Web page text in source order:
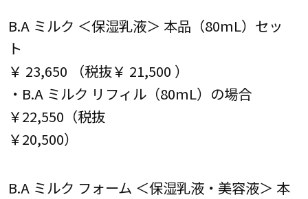
B.A ミルク ＜保湿乳液＞ 本品（80mL）セッ
ト
￥ 23,650 （税抜￥ 21,500 ）
・B.A ミルク リフィル（80mL）の場合
￥22,550（税抜
￥20,500）
B.A ミルク フォーム ＜保湿乳液・美容液＞ 本